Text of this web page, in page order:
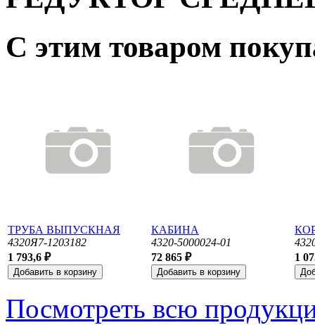
С этим товаром
ТРУБА ВЫПУСКНАЯ
4320Я7-1203182
1 793,6 ₽
КАБИНА
4320-5000024-01
72 865 ₽
1
Посмотреть всю